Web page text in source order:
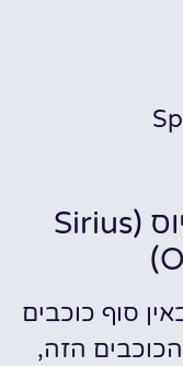
מצפה הכוכבים סיריוס (Sirius
סוף כוכבים
הזה,